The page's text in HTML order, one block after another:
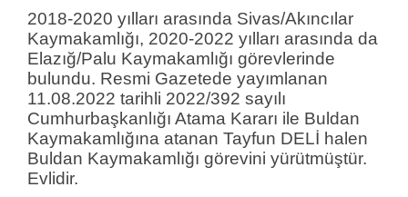
2018-2020 yılları arasında Sivas/Akıncılar
Kaymakamlığı, 2020-2022 yılları arasında da
Elazığ/Palu Kaymakamlığı görevlerinde
bulundu. Resmi Gazetede yayımlanan
11.08.2022 tarihli 2022/392 sayılı
Cumhurbaşkanlığı Atama Kararı ile Buldan
Kaymakamlığına atanan Tayfun DELİ halen
Buldan Kaymakamlığı görevini yürütmüştür.
Evlidir.